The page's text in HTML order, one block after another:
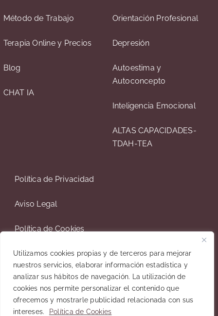
Utilizamos cookies propias y de terceros para mejorar
nuestros servicios, elaborar información estadística y
analizar sus hábitos de navegación. La utilización de
cookies nos permite personalizar el contenido que
ofrecemos y mostrarle publicidad relacionada con sus
intereses.
Política de Cookies
Método de Trabajo
Terapia Online y Precios
Blog
CHAT IA
Orientación Profesional
Depresión
Autoestima y
Autoconcepto
Inteligencia Emocional
ALTAS CAPACIDADES-
TDAH-TEA
Política de Privacidad
Aviso Legal
Política de Cookies
Contacto
© 2023 Víctor Santana • Psicólogo Online • Diseñador